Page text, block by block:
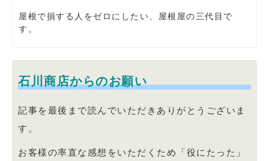
屋根で損する人をゼロにしたい、屋根屋の三代目で
す。
石川商店からのお願い
記事を最後まで読んでいただきありがとうございま
す。
お客様の率直な感想をいただくため「役にたった」